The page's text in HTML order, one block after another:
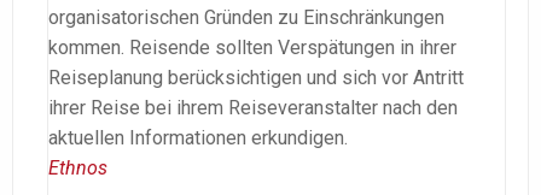
organisatorischen Gründen zu Einschränkungen
kommen. Reisende sollten Verspätungen in ihrer
Reiseplanung berücksichtigen und sich vor Antritt
ihrer Reise bei ihrem Reiseveranstalter nach den
aktuellen Informationen erkundigen.
Ethnos